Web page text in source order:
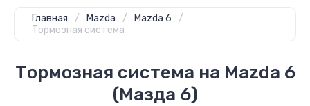
Главная / Mazda / Mazda 6
/
Тормозная система
Тормозная система на Mazda 6
(Мазда 6)